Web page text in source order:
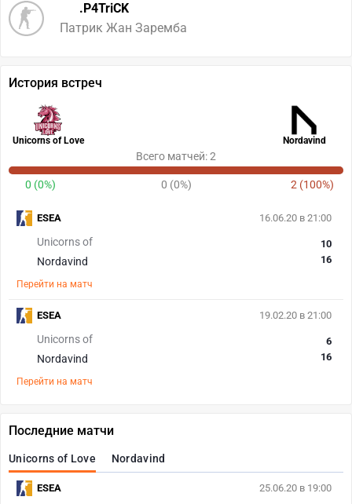
.P4TriCK
Патрик Жан Заремба
История встреч
Unicorns of Love Nordavind
Всего матчей: 2
0 (0%) 0 (0%) 2 (100%)
16.06.20 в 21:00
Unicorns of
Nordavind
10
16
Перейти на матч
ESEA
19.02.20 в 21:00
Unicorns of
Nordavind
6
16
Перейти на матч
ESEA
Последние матчи
Unicorns of Love Nordavind
25.06.20 в 19:00
ESEA